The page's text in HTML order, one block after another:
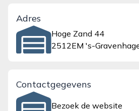
Adres
Hoge Zand 44
2512EM 's-
Contactgegevens
Bezoek de website